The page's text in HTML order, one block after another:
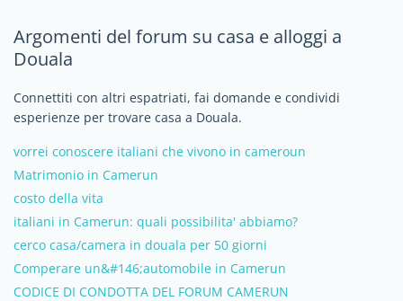
Argomenti del forum su casa e alloggi a
Douala
Connettiti con altri espatriati, fai domande e condividi
esperienze per trovare casa a Douala.
vorrei conoscere italiani che vivono in cameroun
Matrimonio in Camerun
costo della vita
italiani in Camerun: quali possibilita' abbiamo?
cerco casa/camera in douala per 50 giorni
Comperare un&#146;automobile in Camerun
CODICE DI CONDOTTA DEL FORUM CAMERUN